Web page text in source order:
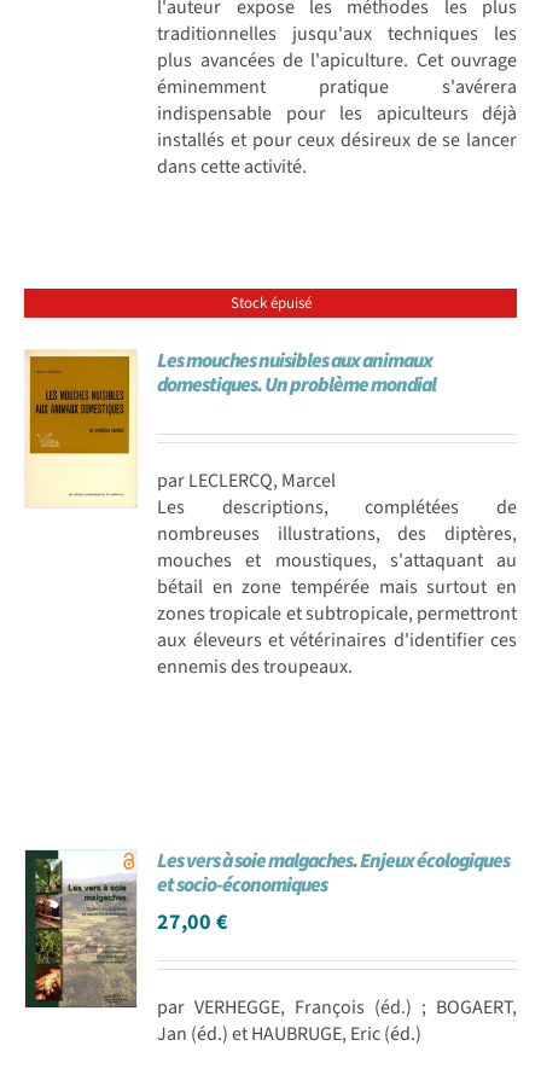
l'auteur expose les méthodes les plus
traditionnelles jusqu'aux techniques les
plus avancées de l'apiculture. Cet ouvrage
éminemment pratique s'avérera
indispensable pour les apiculteurs déjà
installés et pour ceux désireux de se lancer
dans cette activité.
Stock épuisé
Les mouches nuisibles aux animaux
domestiques. Un problème mondial
par LECLERCQ, Marcel
Les descriptions, complétées de
nombreuses illustrations, des diptères,
mouches et moustiques, s'attaquant au
bétail en zone tempérée mais surtout en
zones tropicale et subtropicale, permettront
aux éleveurs et vétérinaires d'identifier ces
ennemis des troupeaux.
Les vers à soie malgaches. Enjeux écologiques
et socio-économiques
27,00€
par VERHEGGE, François (éd.) ; BOGAERT,
Jan (éd.) et HAUBRUGE, Eric (éd.)